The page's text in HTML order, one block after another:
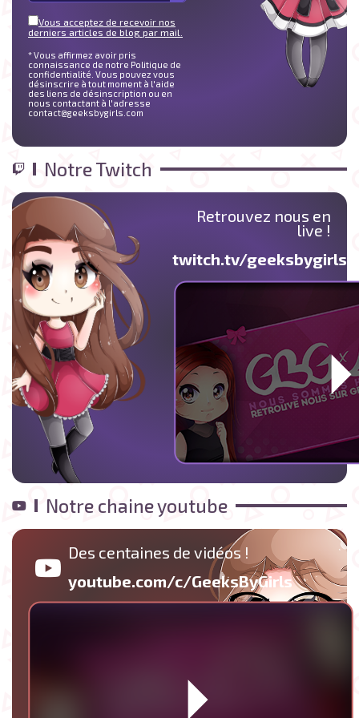
Vous acceptez de recevoir nos
derniers articles de blog par mail.
* Vous affirmez avoir pris
connaissance de notre Politique de
confidentialité. Vous pouvez vous
désinscrire à tout moment à l'aide
des liens de désinscription ou en
nous contactant à l'adresse
contact@geeksbygirls.com
Notre Twitch
Retrouvez nous en
live !
twitch.tv/
Notre chaine youtube
Des centaines de vidéos !
youtube.com/c/GeeksByGirls